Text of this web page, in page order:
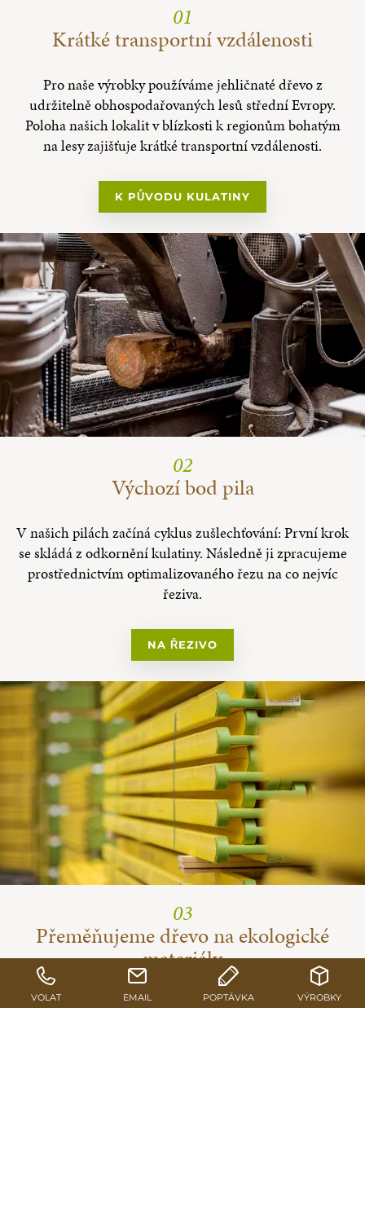
01
Krátké transportní vzdálenosti
Pro naše výrobky používáme jehličnaté dřevo z
udržitelně obhospodařovaných lesů střední Evropy.
Poloha našich lokalit v blízkosti k regionům bohatým
na lesy zajišťuje krátké transportní vzdálenosti.
K PŮVODU KULATINY
02
Výchozí bod pila
V našich pilách začíná cyklus zušlechťování: První krok
se skládá z odkornění kulatiny. Následně ji zpracujeme
prostřednictvím optimalizovaného řezu na co nejvíc
řeziva.
NA ŘEZIVO
03
Přeměňujeme dřevo na ekologické
materiály
Vedle řeziva a hoblovaných výrobků vznikají další